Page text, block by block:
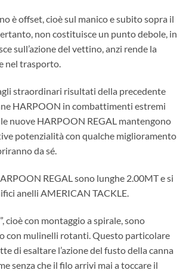
è offset, cioè sul manico e subito sopra il
non costituisce un punto debole, in
sull’azione del vettino, anzi rende la
nel trasporto.
straordinari risultati della precedente
HARPOON in combattimenti estremi
nuove HARPOON REGAL mantengono
potenzialità con qualche miglioramento
da sé.
REGAL sono lunghe 2.00MT e si
anelli AMERICAN TACKLE.
cioè con montaggio a spirale, sono
con mulinelli rotanti. Questo particolare
di esaltare l’azione del fusto della canna
senza che il filo arrivi mai a toccare il